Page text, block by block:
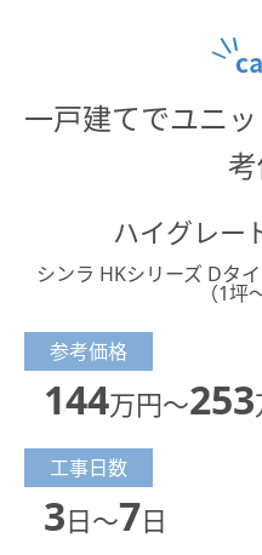
一戸建てでユニ
ハイグレー
シンラ HKシリーズ Dタ
（1坪
参考価格
144万円～253
工事日数
3日～7日